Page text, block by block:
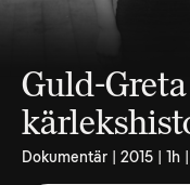
Guld-Greta
Dokumentär | 2015 | 1h